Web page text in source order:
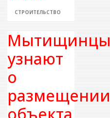
СТРОИТЕЛЬСТВО
Мытищинцы
узнают
о
размещении